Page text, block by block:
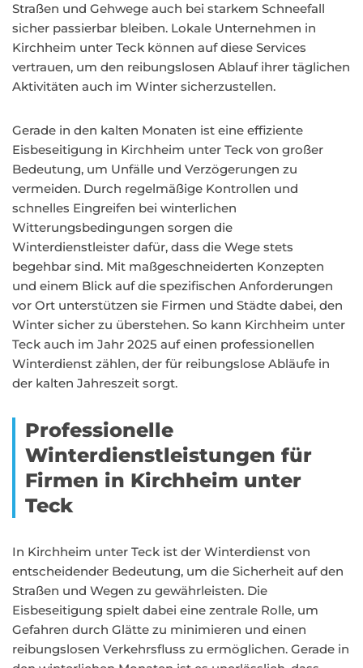
Straßen und Gehwege auch bei starkem Schneefall
sicher passierbar bleiben. Lokale Unternehmen in
Kirchheim unter Teck können auf diese Services
vertrauen, um den reibungslosen Ablauf ihrer täglichen
Aktivitäten auch im Winter sicherzustellen.
Gerade in den kalten Monaten ist eine effiziente
Eisbeseitigung in Kirchheim unter Teck von großer
Bedeutung, um Unfälle und Verzögerungen zu
vermeiden. Durch regelmäßige Kontrollen und
schnelles Eingreifen bei winterlichen
Witterungsbedingungen sorgen die
Winterdienstleister dafür, dass die Wege stets
begehbar sind. Mit maßgeschneiderten Konzepten
und einem Blick auf die spezifischen Anforderungen
vor Ort unterstützen sie Firmen und Städte dabei, den
Winter sicher zu überstehen. So kann Kirchheim unter
Teck auch im Jahr 2025 auf einen professionellen
Winterdienst zählen, der für reibungslose Abläufe in
der kalten Jahreszeit sorgt.
Professionelle
Winterdienstleistungen für
Firmen in Kirchheim unter
Teck
In Kirchheim unter Teck ist der Winterdienst von
entscheidender Bedeutung, um die Sicherheit auf den
Straßen und Wegen zu gewährleisten. Die
Eisbeseitigung spielt dabei eine zentrale Rolle, um
Gefahren durch Glätte zu minimieren und einen
reibungslosen Verkehrsfluss zu ermöglichen. Gerade in